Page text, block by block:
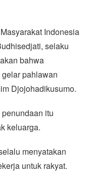
Indonesia
selaku
bahwa
pahlawan
Djojohadikusumo.
itu
keluarga.
menyatakan
untuk rakyat.